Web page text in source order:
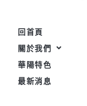
回首頁
關於我們
華陽特色
最新消息